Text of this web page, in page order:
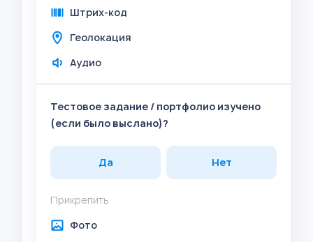
Штрих-код
Геолокация
Аудио
Тестовое задание / портфолио изучено
(если было выслано)?
Да Нет
Прикрепить
Фото